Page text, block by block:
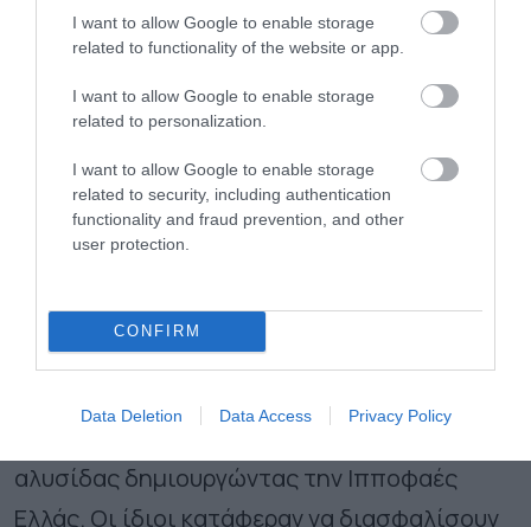
I want to allow Google to enable storage
related to functionality of the website or app.
I want to allow Google to enable storage
related to personalization.
I want to allow Google to enable storage
related to security, including authentication
functionality and fraud prevention, and other
user protection.
CONFIRM
Data Deletion Data Access Privacy Policy
έσκασαν την «φούσκα» της καλλιέργειας
σήμερα, να είναι λιγότερα από 1.000. Με
δεδομένο ότι πρόκειται για μία καλλιέργεια
«χρυσορυχείο» όπως αναφέρουν παράγοντες
του κλάδου, υπήρξαν κάποιοι παραγωγοί
άρχισαν να αναζητούν νέους τρόπους
προσέγγισης του προϊόντος αλλά και νέα
αλυσίδας δημιουργώντας την Ιπποφαές
Ελλάς. Οι ίδιοι κατάφεραν να διασφαλίσουν